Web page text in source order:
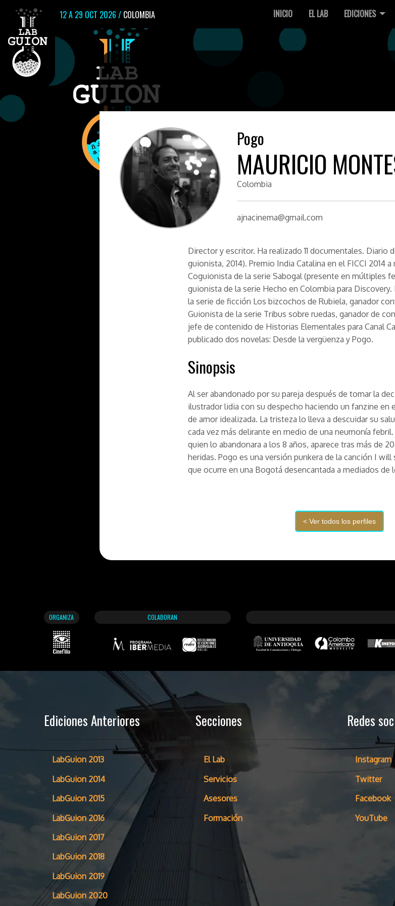
12 A 29 OCT 2026 / COLOMBIA INICIO EL LAB EDICIONES
Pogo
MAURICIO
Colombia
ajnacinema@gmail.com
Director y escritor. Ha realizado 11 documentales. Diario
guionista, 2014). Premio India Catalina en el FICCI 2014
Coguionista de la serie Sabogal(presente en múltiples
guionista de la serie Hecho en Colombia para
la serie de ficción Los bizcochos de Rubiela, ganador
Guionista de la serie Tribus sobre ruedas, ganador de
jefe de contenido de Historias Elemental es para Canal
publicado dos novelas: Desde la vergüenza y Pogo.
Sinopsis
Al ser abandonado por su pareja después de tomar la
ilustrador lidia con su despecho haciendo un fanzine en
de amor idealizada. La tristeza lo lleva a descuidar su
cada vez más delirante en medio de una neumonía
quien lo abandonara a los 8 años, aparece tras más de
heridas. Pogo es una versión punkera de la canción I will
que ocurre en una Bogotá desencantada a mediados de
ORGANIZA COLABORAN
Ediciones Anteriores
LabGuion 2013
LabGuion 2014
LabGuion 2015
LabGuion 2016
LabGuion 2017
LabGuion 2018
LabGuion 2019
LabGuion 2020
Secciones
El Lab
Servicios
Asesores
Formación
Redes
Instagram
Twitter
Facebook
YouTube